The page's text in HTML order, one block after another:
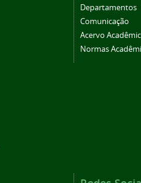
Departamentos
Comunicação
Acervo
Normas